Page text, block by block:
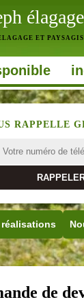
élagage
ET
RAPPELLE
réalisations
de